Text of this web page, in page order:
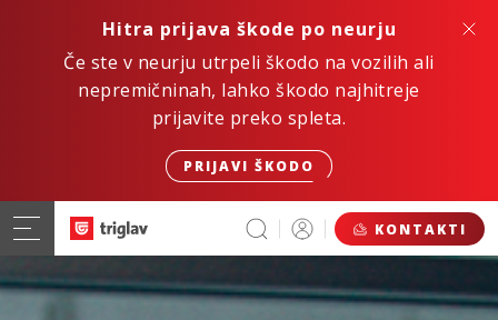
Hitra prijava škode po neurju
Če ste v neurju utrpeli škodo na vozilih ali
nepremičninah, lahko škodo najhitreje
prijavite preko spleta.
PRIJAVI ŠKODO
KONTAKTI